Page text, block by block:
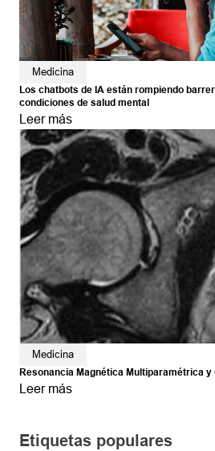
Medicina
Los chatbots de IA están rompiendo
condiciones de salud mental
Leer más
Medicina
Resonancia Magnética Multiparamétrica
Leer más
Etiquetas populares